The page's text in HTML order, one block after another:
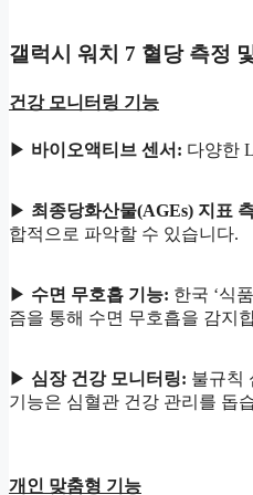
갤럭시 워치 7 혈당 측정
건강 모니터링 기능
▶ 바이오액티브 센서: 다양한
▶ 최종당화산물(AGEs) 지표
합적으로 파악할 수 있습니다.
▶ 수면 무호흡 기능: 한국 ‘식
즘을 통해 수면 무호흡을 감지
▶ 심장 건강 모니터링: 불규칙
기능은 심혈관 건강 관리를 돕
개인 맞춤형 기능